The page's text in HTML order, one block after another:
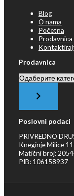
Blog
O nama
Početna
Prodavnica
Prodavnica
Одаберите
категорију
Poslovni podaci
PRIVREDNO
Kneginje Milice
Matični broj:
PIB: 106158937